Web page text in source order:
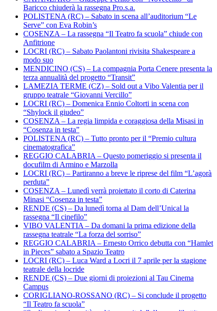
Baricco chiuderà la rassegna Pro.s.a.
POLISTENA (RC) – Sabato in scena all’auditorium “Le
Serve” con Eva Robin’s
COSENZA – La rassegna “Il Teatro fa scuola” chiude con
Anfitrione
LOCRI (RC) – Sabato Paolantoni rivisita Shakespeare a
modo suo
MENDICINO (CS) – La compagnia Porta Cenere presenta la
terza annualità del progetto “Transit”
LAMEZIA TERME (CZ) – Sold out a Vibo Valentia per il
gruppo teatrale “Giovanni Vercillo”
LOCRI (RC) – Domenica Ennio Coltorti in scena con
“Shylock il giudeo”
COSENZA – La regia limpida e coraggiosa della Misasi in
“Cosenza in testa”
POLISTENA (RC) – Tutto pronto per il “Premio cultura
cinematografica”
REGGIO CALABRIA – Questo pomeriggio si presenta il
docufilm di Armino e Marzolla
LOCRI (RC) – Partiranno a breve le riprese del film “L’agorà
perduta”
COSENZA – Lunedì verrà proiettato il corto di Caterina
Minasi “Cosenza in testa”
RENDE (CS) – Da lunedì torna al Dam dell’Unical la
rassegna “Il cinefilo”
VIBO VALENTIA – Da domani la prima edizione della
rassegna teatrale “La forza del sorriso”
REGGIO CALABRIA – Ernesto Orrico debutta con “Hamlet
in Pieces” sabato a Spazio Teatro
LOCRI (RC) – Luca Ward a Locri il 7 aprile per la stagione
teatrale della locride
RENDE (CS) – Due giorni di proiezioni al Tau Cinema
Campus
CORIGLIANO-ROSSANO (RC) – Si conclude il progetto
“Il Teatro fa scuola”